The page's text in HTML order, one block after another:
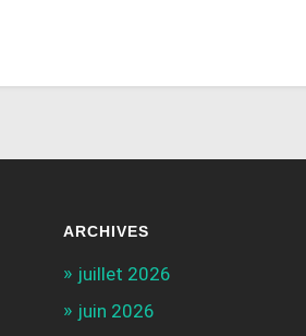
ARCHIVES
juillet 2026
juin 2026